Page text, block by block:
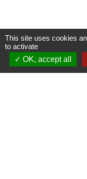
This site uses cookies
to activate
OK, accept all